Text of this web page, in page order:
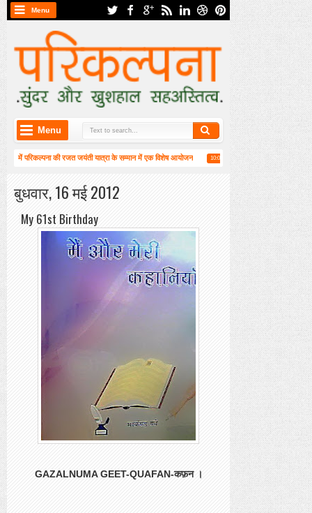
Menu
Menu
में परिकल्पना की रजत जयंती यात्रा के सम्मान में एक विशेष आयोजन 10:08 AM
हाईकु गंगा पटल पर हाइगा की
बुधवार, 16 मई 2012
My 61st Birthday
GAZALNUMA GEET-QUAFAN-कफ़न ।